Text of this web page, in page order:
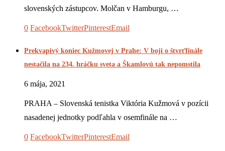
slovenských zástupcov. Molčan v Hamburgu, …
0 FacebookTwitterPinterestEmail
Prekvapivý koniec Kužmovej v Prahe: V boji o štvrťfinále
nestačila na 234. hráčku sveta a Škamlovú tak nepomstila
6 mája, 2021
PRAHA – Slovenská tenistka Viktória Kužmová v pozícii
nasadenej jednotky podľahla v osemfinále na …
0 FacebookTwitterPinterestEmail